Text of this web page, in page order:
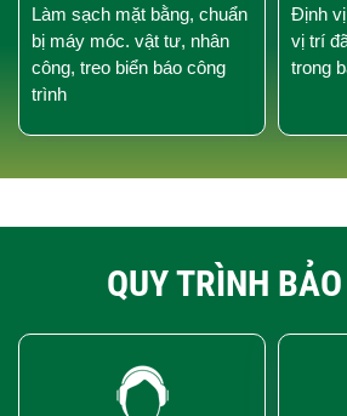
Làm sạch mặt bằng, chuẩn
bị máy móc. vật tư, nhân
công, treo biển báo công
trình
Định
vị trí
trong
QUY TRÌNH